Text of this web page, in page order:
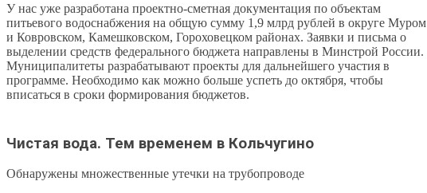
У нас уже разработана проектно-сметная документация по объектам
питьевого водоснабжения на общую сумму 1,9 млрд рублей в округе Муром
и Ковровском, Камешковском, Гороховецком районах. Заявки и письма о
выделении средств федерального бюджета направлены в Минстрой России.
Муниципалитеты разрабатывают проекты для дальнейшего участия в
программе. Необходимо как можно больше успеть до октября, чтобы
вписаться в сроки формирования бюджетов.
Чистая вода. Тем временем в Кольчугино
Обнаружены множественные утечки на трубопроводе